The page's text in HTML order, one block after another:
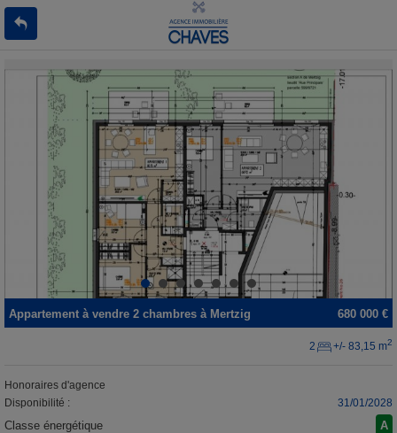
680 000 €
Appartement à vendre 2 chambres à Mertzig
2 +/- 83,15 m2
Honoraires d'agence
Disponibilité :
31/01/2028
Classe énergétique A